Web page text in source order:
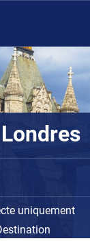
uniquement